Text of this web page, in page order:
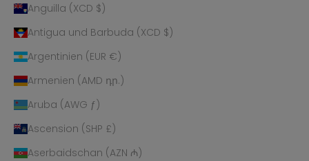
Anguilla (XCD $)
Antigua und Barbuda (XCD $)
Argentinien (EUR €)
Armenien (AMD դր.)
Aruba (AWG ƒ)
Ascension (SHP £)
Aserbaidschan (AZN ₼)